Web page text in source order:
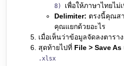
8) เพื่อให้ภาษาไทยไม่
Delimiter: ตรงนี้คุณส
คุณแยกด้วยอะไร
เมื่อเห็นว่าข้อมูลจัดลงตารา
สุดท้ายไปที่ File > Save As
.xlsx